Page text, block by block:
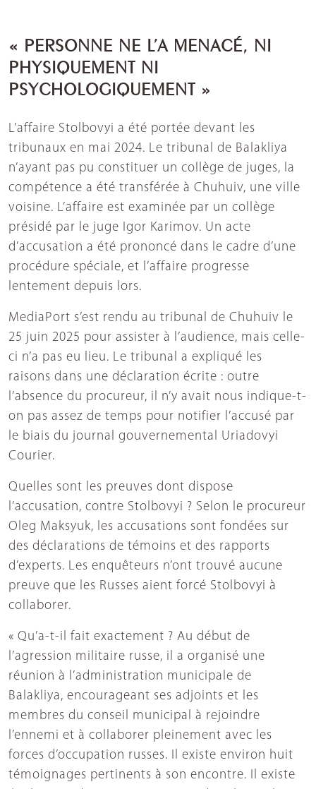
« PERSONNE NE L’A MENACÉ, NI
PHYSIQUEMENT NI
PSYCHOLOGIQUEMENT »
L’affaire Stolbovyi a été portée devant les
tribunaux en mai 2024. Le tribunal de Balakliya
n’ayant pas pu constituer un collège de juges, la
compétence a été transférée à Chuhuiv, une ville
voisine. L’affaire est examinée par un collège
présidé par le juge Igor Karimov. Un acte
d’accusation a été prononcé dans le cadre d’une
procédure spéciale, et l’affaire progresse
lentement depuis lors.
MediaPort s’est rendu au tribunal de Chuhuiv le
25 juin 2025 pour assister à l’audience, mais celle-
ci n’a pas eu lieu. Le tribunal a expliqué les
raisons dans une déclaration écrite : outre
l’absence du procureur, il n’y avait nous indique-t-
on pas assez de temps pour notifier l’accusé par
le biais du journal gouvernemental Uriadovyi
Courier.
Quelles sont les preuves dont dispose
l’accusation, contre Stolbovyi ? Selon le procureur
Oleg Maksyuk, les accusations sont fondées sur
des déclarations de témoins et des rapports
d’experts. Les enquêteurs n’ont trouvé aucune
preuve que les Russes aient forcé Stolbovyi à
collaborer.
« Qu’a-t-il fait exactement ? Au début de
l’agression militaire russe, il a organisé une
réunion à l’administration municipale de
Balakliya, encourageant ses adjoints et les
membres du conseil municipal à rejoindre
l’ennemi et à collaborer pleinement avec les
forces d’occupation russes. Il existe environ huit
témoignages pertinents à son encontre. Il existe